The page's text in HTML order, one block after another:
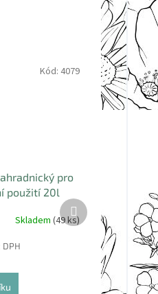
pro
použití 20l
Skladem (49 ks)
Kód: 4079
Další
produkt